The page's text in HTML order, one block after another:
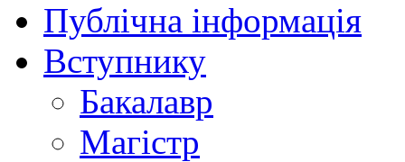
Публічна інформація
Вступнику
Бакалавр
Магістр